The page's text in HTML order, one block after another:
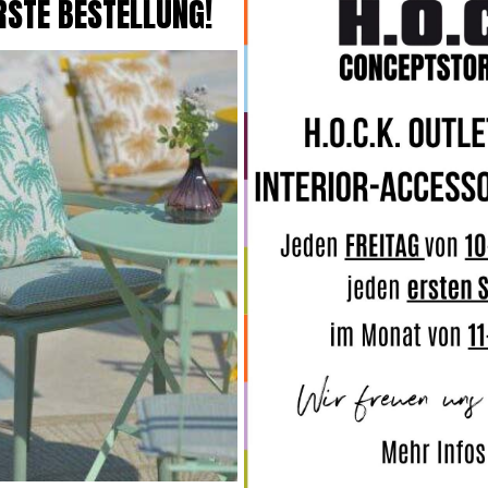
Sitzkissen
Streifen
ppd Servietten "Pasta La Vista Baby"
33x33cm Streifen gelb weiß Napkin
BESTELLUNG!